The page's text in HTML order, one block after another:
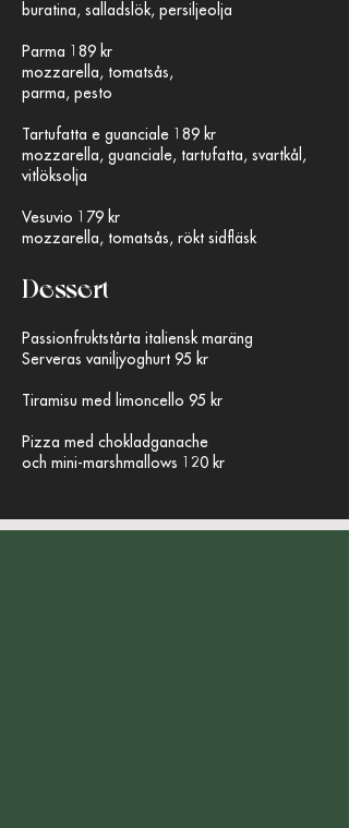
buratina, salladslök, persiljeolja
Parma 189 kr
mozzarella, tomatsås,
parma, pesto
Tartufatta e guanciale 189 kr
mozzarella, guanciale, tartufatta, svartkål,
vitlöksolja
Vesuvio 179 kr
mozzarella, tomatsås, rökt sidfläsk
Dessert
​Passionfruktstårta italiensk maräng
Serveras vaniljyoghurt 95 kr
Tiramisu med limoncello 95 kr
Pizza med chokladganache
och mini-marshmallows 120 kr